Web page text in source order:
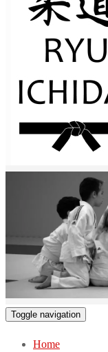
Toggle navigation
Home